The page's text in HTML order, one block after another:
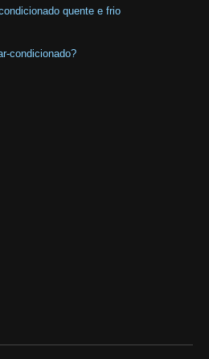
quente e frio
condicionado?